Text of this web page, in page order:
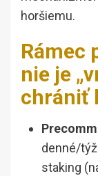
horšiemu.
Rámec
nie je
chrániť
denné/
staking